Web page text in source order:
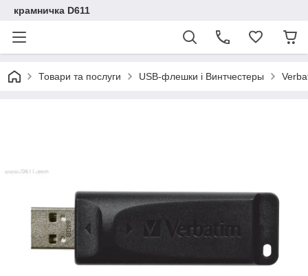
крамничка D611
Товари та послуги USB-флешки і Винтчестеры